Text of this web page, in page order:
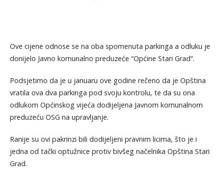
Ove cijene odnose se na oba spomenuta parkinga a odluku je
donijelo Javno komunalno preduzeće “Općine Stari Grad”.
Podsjetimo da je u januaru ove godine rečeno da je Opština
vratila ova dva parkinga pod svoju kontrolu, te da su ona
odlukom Općinskog vijeća dodijeljena Javnom komunalnom
preduzeću OSG na upravljanje.
Ranije su ovi pakrinzi bili dodijeljeni pravnim licima, što je i
jedna od tački optužnice protiv bivšeg načelnika Opština Stari
Grad.